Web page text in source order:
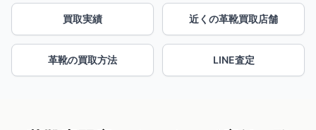
買取実績 近くの革靴買取店舗
革靴の買取方法 LINE査定